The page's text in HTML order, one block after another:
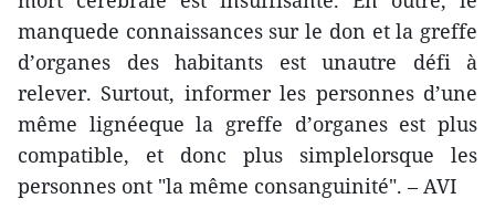
manquede connaissances sur le don et la greffe
d’organes des habitants est unautre défi à
relever. Surtout, informer les personnes d’une
même lignéeque la greffe d’organes est plus
compatible, et donc plus simplelorsque les
personnes ont "la même consanguinité". – AVI